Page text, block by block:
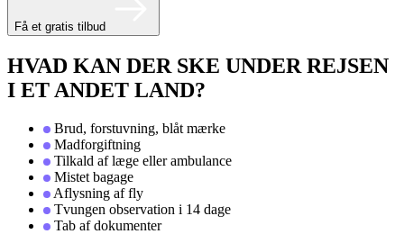
Få et gratis tilbud
HVAD KAN DER SKE UNDER REJSEN
I ET ANDET LAND?
Brud, forstuvning, blåt mærke
Madforgiftning
Tilkald af læge eller ambulance
Mistet bagage
Aflysning af fly
Tvungen observation i 14 dage
Tab af dokumenter